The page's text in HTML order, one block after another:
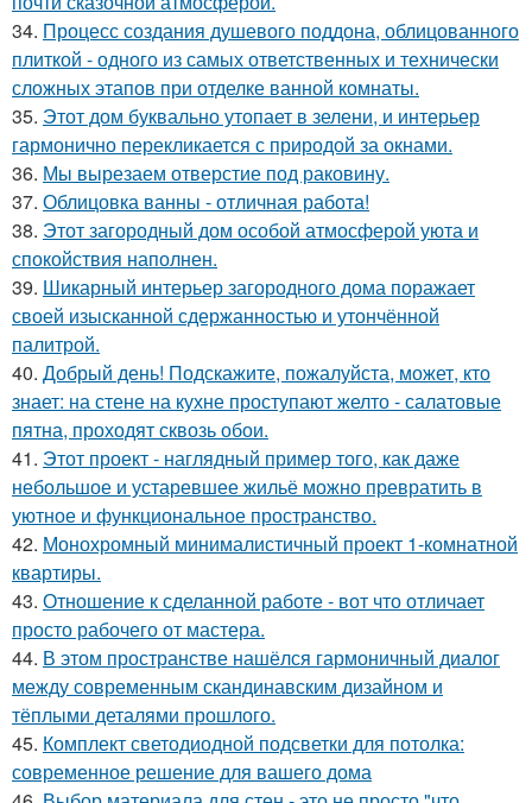
34. Процесс создания душевого поддона, облицованного
плиткой - одного из самых ответственных и технически
сложных этапов при отделке ванной комнаты.
35. Этот дом буквально утопает в зелени, и интерьер
гармонично перекликается с природой за окнами.
36. Мы вырезаем отверстие под раковину.
37. Облицовка ванны - отличная работа!
38. Этот загородный дом особой атмосферой уюта и
спокойствия наполнен.
39. Шикарный интерьер загородного дома поражает
своей изысканной сдержанностью и утончённой
палитрой.
40. Добрый день! Подскажите, пожалуйста, может, кто
знает: на стене на кухне проступают желто - салатовые
пятна, проходят сквозь обои.
41. Этот проект - наглядный пример того, как даже
небольшое и устаревшее жильё можно превратить в
уютное и функциональное пространство.
42. Монохромный минималистичный проект 1-комнатной
квартиры.
43. Отношение к сделанной работе - вот что отличает
просто рабочего от мастера.
44. В этом пространстве нашёлся гармоничный диалог
между современным скандинавским дизайном и
тёплыми деталями прошлого.
45. Комплект светодиодной подсветки для потолка:
современное решение для вашего дома